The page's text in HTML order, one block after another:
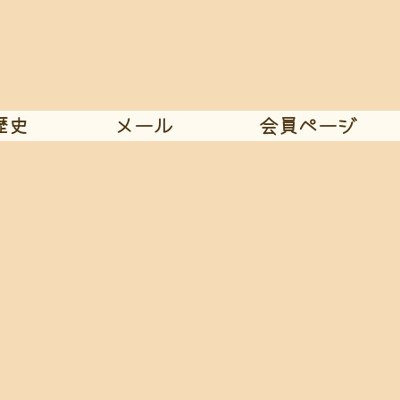
史 メール 会員ページ